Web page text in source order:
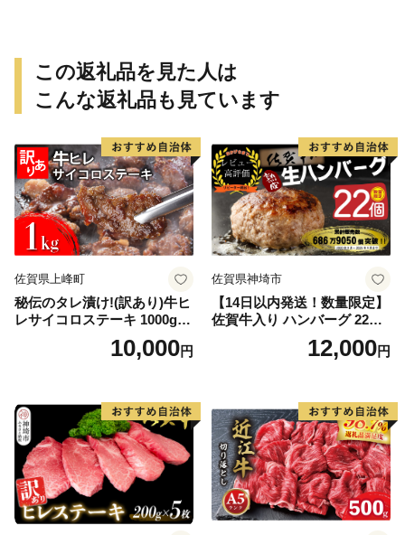
この返礼品を見た人は
こんな返礼品も見ています
佐賀県上峰町
秘伝のタレ漬け!(訳あり)牛ヒ
レサイコロステーキ 1000g
10,000円
佐賀県神埼市
【14日以内発送！数量限定】
佐賀牛入り ハンバーグ 22個
2.6kg(120g×22個)【佐賀牛
黒毛和牛 ブランド牛 九州 ハ
気】(H083106)
12,000円